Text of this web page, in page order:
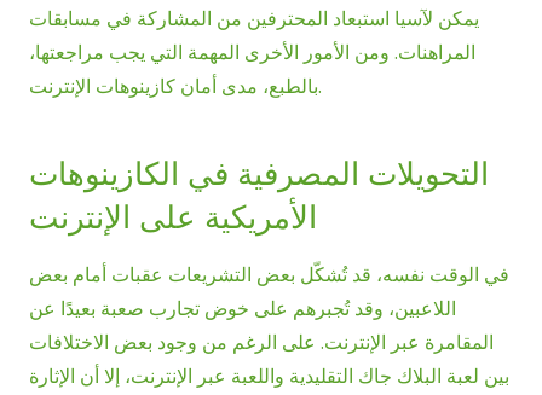
يمكن لآسيا استبعاد المحترفين من المشاركة في مسابقات
المراهنات. ومن الأمور الأخرى المهمة التي يجب مراجعتها،
بالطبع، مدى أمان كازينوهات الإنترنت.
التحويلات المصرفية في الكازينوهات
الأمريكية على الإنترنت
في الوقت نفسه، قد تُشكّل بعض التشريعات عقبات أمام بعض
اللاعبين، وقد تُجبرهم على خوض تجارب صعبة بعيدًا عن
المقامرة عبر الإنترنت. على الرغم من وجود بعض الاختلافات
بين لعبة البلاك جاك التقليدية واللعبة عبر الإنترنت، إلا أن الإثارة